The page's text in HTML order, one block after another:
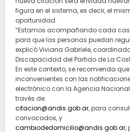
figura en el sistema, es decir, el
oportunidad.
“Estamos acompañando cada
para que las personas puedan
explicó Viviana Gabriele,
Discapacidad del Partido de La
En este contexto, se recomienda
inconvenientes con las
electrónico con la Agencia
través de:
citacion@andis.gob.ar, para
convocados, y
cambiodedomicilio@andis.gob.ar,